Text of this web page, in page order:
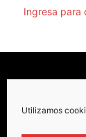
Utilizamos
Ingresa para